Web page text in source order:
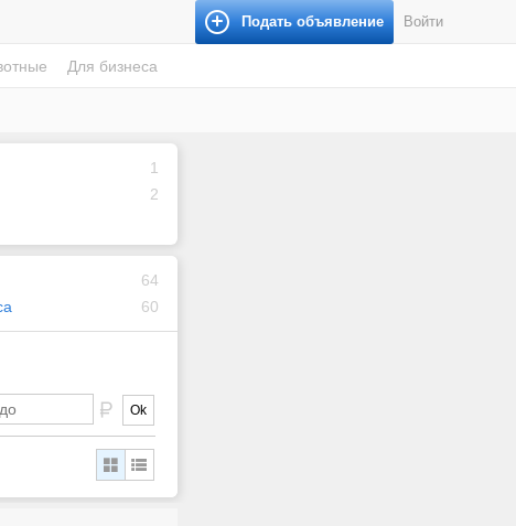
Подать объявление Войти
Для бизнеса
1
2
64
60
Ok